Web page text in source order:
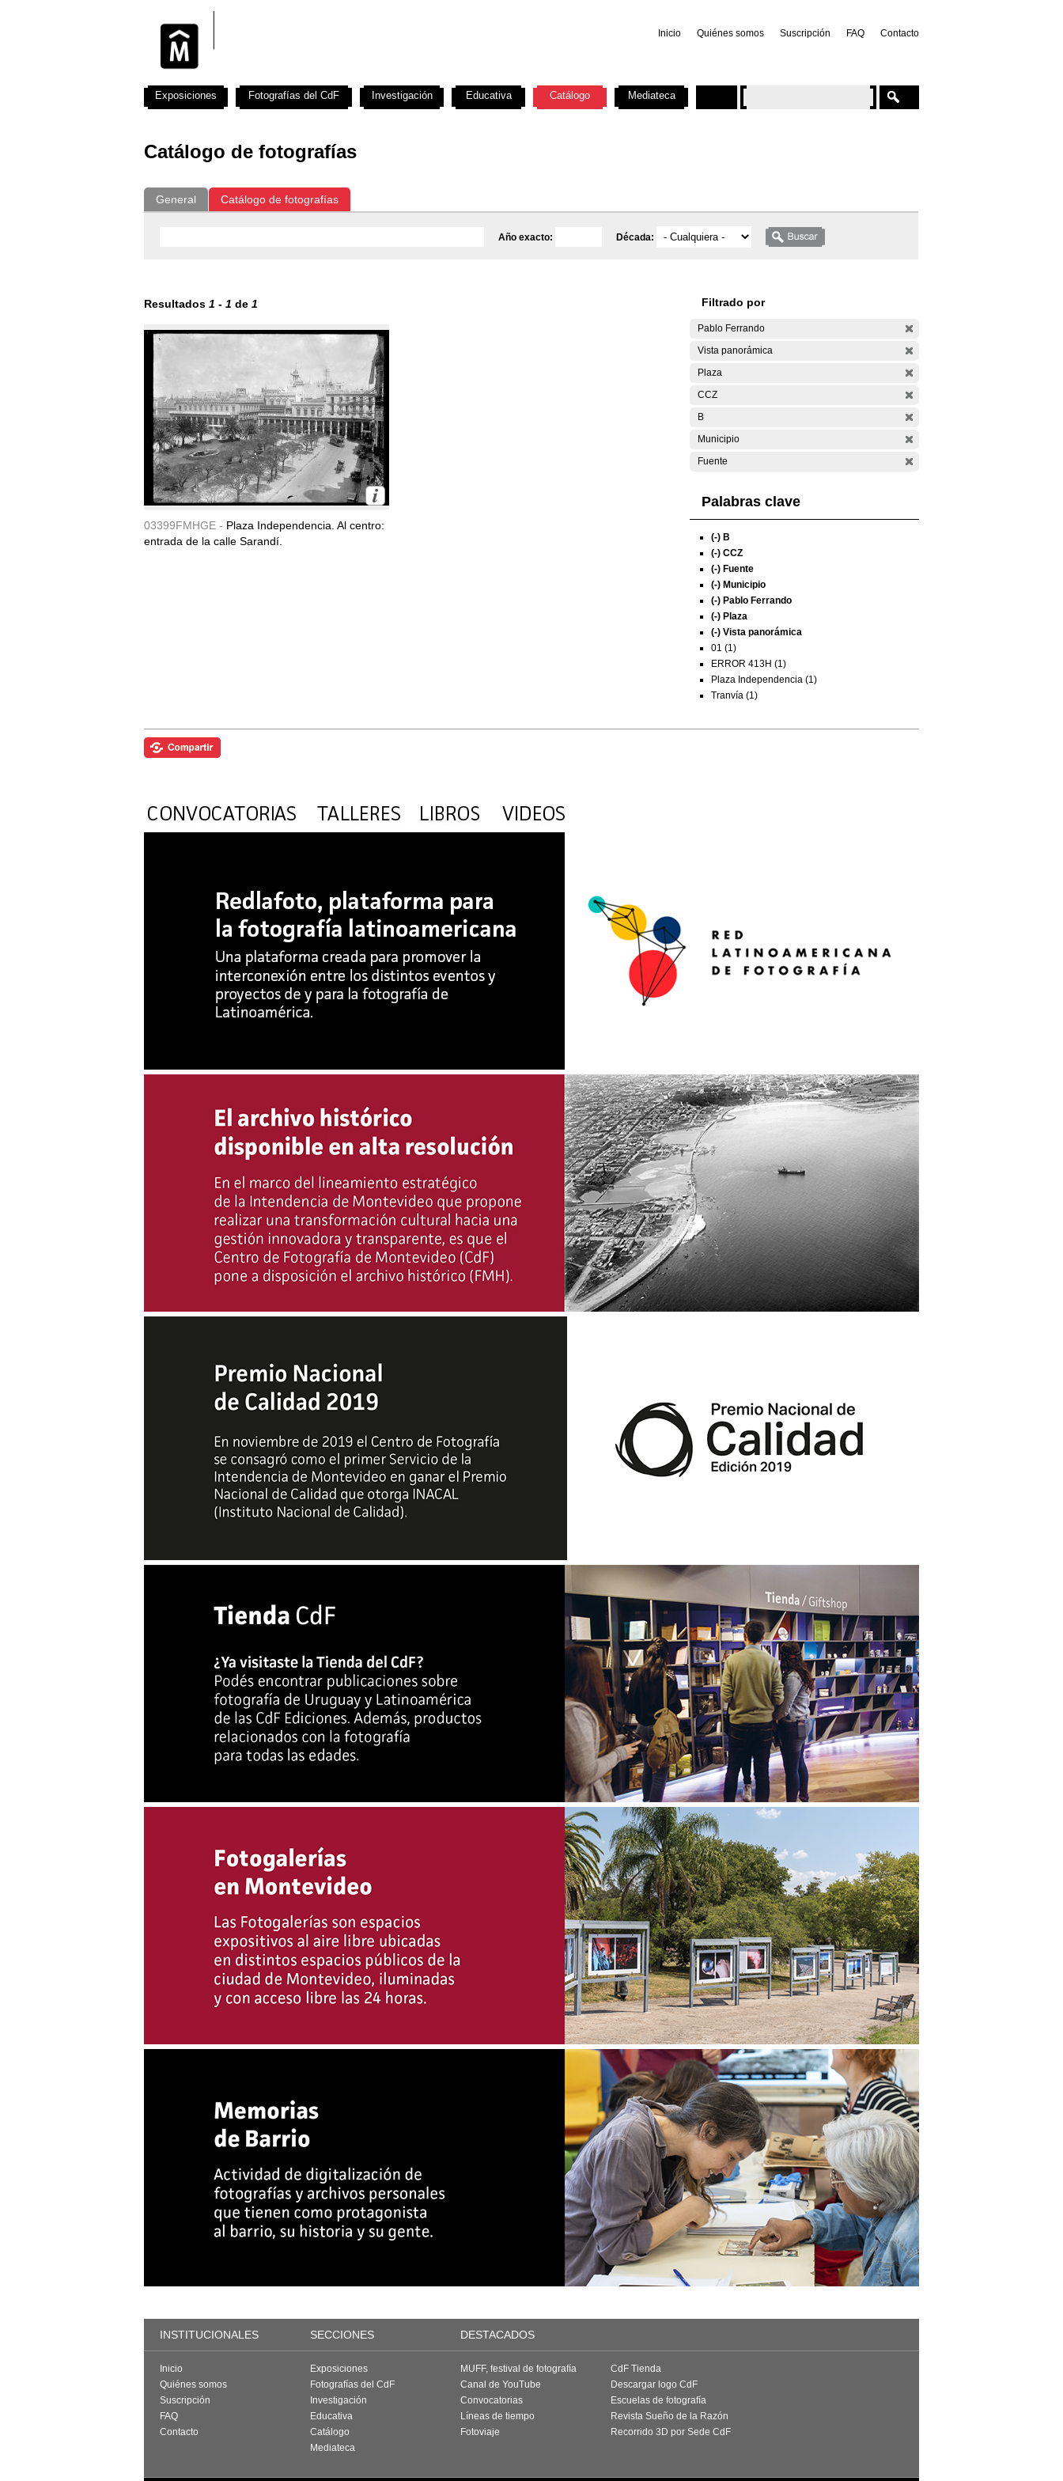
Inicio Quiénes somos Suscripción FAQ Contacto
Catálogo de fotografías
General Catálogo de fotografías
Año exacto: Década:
Resultados 1 - 1 de 1
03399FMHGE - Plaza Independencia. Al centro:
entrada de la calle Sarandí.
Filtrado por
Pablo Ferrando
Vista panorámica
Plaza
CCZ
B
Municipio
Fuente
Palabras clave
(-) B
(-) CCZ
(-) Fuente
(-) Municipio
(-) Pablo Ferrando
(-) Plaza
(-) Vista panorámica
01 (1)
ERROR 413H (1)
Plaza Independencia (1)
Tranvía (1)
Exposiciones Fotografías del CdF Investigación Educativa Catálogo Mediateca
INSTITUCIONALES SECCIONES DESTACADOS
Inicio
Quiénes somos
Suscripción
FAQ
Contacto
Exposiciones
Fotografías del CdF
Investigación
Educativa
Catálogo
Mediateca
MUFF, festival de fotografía
Canal de YouTube
Convocatorias
Líneas de tiempo
Fotoviaje
CdF Tienda
Descargar logo CdF
Escuelas de fotografía
Revista Sueño de la Razón
Recorrido 3D por Sede CdF